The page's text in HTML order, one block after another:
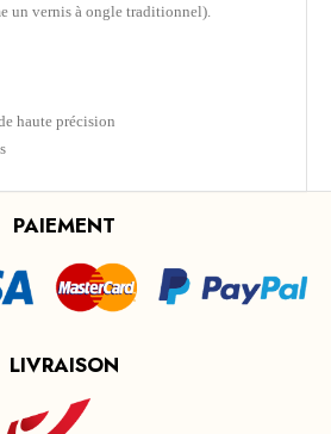
un vernis à ongle traditionnel).
haute précision
PAIEMENT
LIVRAISON